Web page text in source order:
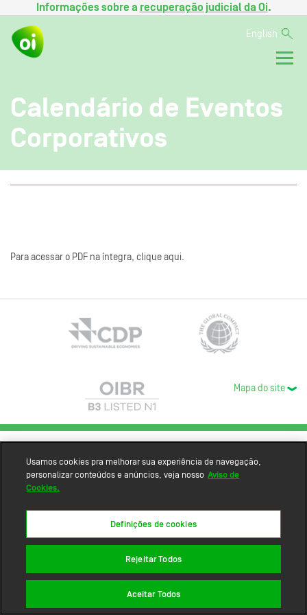
Informações sobre a recuperação judicial da Oi.
English
Calendário de Eventos
Corporativos
Para acessar o PDF na íntegra, clique aqui.
Mapa do site
Usamos cookies pra melhorar sua experiência de navegação,
personalizar conteúdos e anúncios, veja nosso Aviso de
Cookies.
Definições de cookies
Rejeitar Todos
Aceitar Todos